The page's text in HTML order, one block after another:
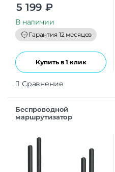
o
t
o
f
5
5 199 ₽
В наличии
Гарантия 12 месяцев
Купить в 1 клик
Сравнение
Беспроводной
маршрутизатор
(802.11ac), 6 (802.11a